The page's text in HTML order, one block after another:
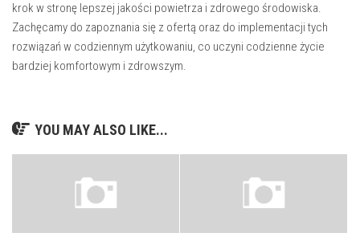
krok w stronę lepszej jakości powietrza i zdrowego środowiska.
Zachęcamy do zapoznania się z ofertą oraz do implementacji tych
rozwiązań w codziennym użytkowaniu, co uczyni codzienne życie
bardziej komfortowym i zdrowszym.
YOU MAY ALSO LIKE...